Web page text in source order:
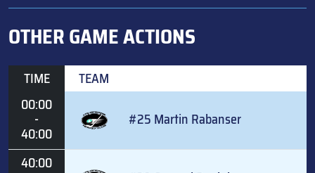
OTHER GAME ACTIONS
TIME
TEAM
00:00
-
40:00
#25 Martin Rabanser
40:00